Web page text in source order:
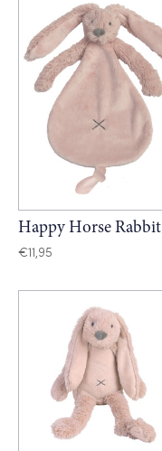
Happy Horse Rabbit
€11,95